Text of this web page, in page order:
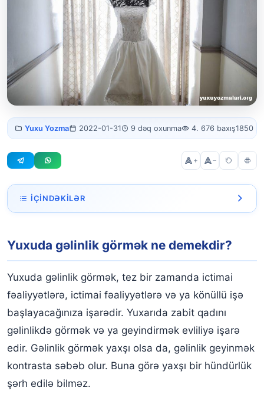
Yuxuda gəlinlik
görmək
Yuxu Yozma 2022-01-31 9 dəq oxunma 4. 676 baxış1850
+ –
İÇINDƏKILƏR
Yuxuda qara gəlinlik görmək
Yuxuda gəlinlik görən subay qız
Yuxuda gəlinlik almağa getmək
Yuxuda özünü qara gəlinlikdə görmək
Yuxuda gəlinlik geyinmək
Yuxuda gəlinlik görmək ne demekdir?
Yuxuda gəlinlik görmək, tez bir zamanda ictimai
fəaliyyətlərə, ictimai fəaliyyətlərə və ya könüllü işə
başlayacağınıza işarədir. Yuxarıda zabit qadını
gəlinlikdə görmək və ya geyindirmək evliliyə işarə
edir. Gəlinlik görmək yaxşı olsa da, gəlinlik geyinmək
kontrasta səbəb olur. Buna görə yaxşı bir hündürlük
şərh edilə bilməz.